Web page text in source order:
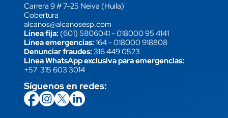
Carrera 9 # 7–25 Neiva (Huila)
Cobertura
alcanos@alcanosesp.com
Línea fija: (601) 5806041-018000 95 4141
Línea emergencias: 164-018000 918808
Denunciar fraudes: 316 449 0523
Línea WhatsApp exclusiva para emergencias:
+57 315 603 3014
Síguenos en redes:
icon
Imagen
link icon
Imagen
link icon
Imagen
link icon
Imagen
link